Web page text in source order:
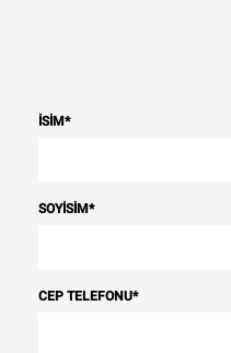
İSIM*
SOYISIM*
CEP TELEFONU*